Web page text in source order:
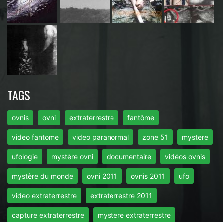
TAGS
ovnis ovni extraterrestre fantôme
video fantome video paranormal zone 51 mystere
ufologie mystère ovni documentaire vidéos ovnis
mystère du monde ovni 2011 ovnis 2011 ufo
video extraterrestre extraterrestre 2011
capture extraterrestre mystere extraterrestre